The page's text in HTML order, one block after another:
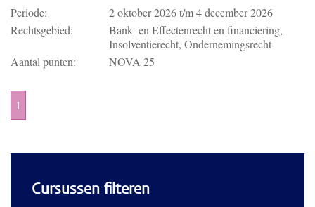
Periode: 2 oktober 2026t/m4 december 2026
Rechtsgebied:
Bank- en Effectenrecht en financiering,
Insolventierecht, Ondernemingsrecht
Aantal punten:
NOVA 25
1
Cursussen filteren